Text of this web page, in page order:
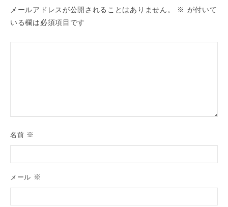
メールアドレスが公開されることはありません。 ※ が付いて
いる欄は必須項目です
名前 ※
メール ※